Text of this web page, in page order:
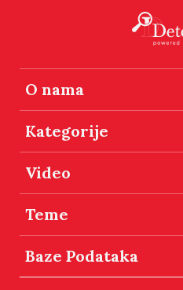
O nama
Kategorije
Video
Teme
Baze Podataka